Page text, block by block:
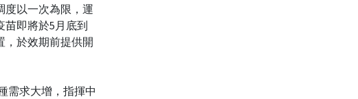
度以一次為限，運
苗即將於5月底到
，於效期前提供開
需求大增，指揮中